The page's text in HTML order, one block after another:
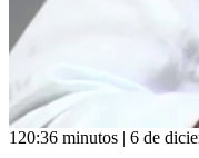
120:36 minutos | 6 de